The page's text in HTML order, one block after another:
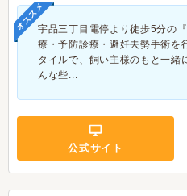
オススメ宇品三丁目電停より徒歩5分の
療・予防診療・避妊去勢手術を
タイルで、飼い主様のもと一緒
んな些...
公式サイト